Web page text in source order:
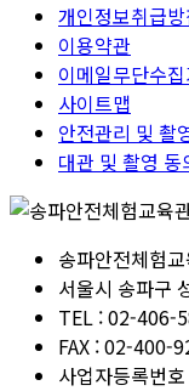
개인정보취급방
이용약관
이메일무단수
사이트맵
안전관리 및 촬
대관 및 촬영 동
송파안전체험
서울시 송파구
TEL : 02-406-
FAX : 02-400-
사업자등록번